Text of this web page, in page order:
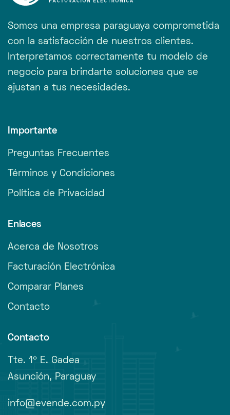
Somos una empresa paraguaya comprometida
con la satisfacción de nuestros clientes.
Interpretamos correctamente tu modelo de
negocio para brindarte soluciones que se
ajustan a tus necesidades.
Importante
Preguntas Frecuentes
Términos y Condiciones
Política de Privacidad
Enlaces
Acerca de Nosotros
Facturación Electrónica
Comparar Planes
Contacto
Contacto
Tte. 1º E. Gadea
Asunción, Paraguay
info@evende.com.py